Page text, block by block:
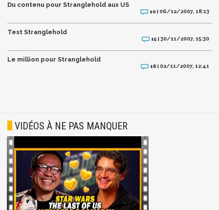
Du contenu pour Stranglehold aux US
10 | 06/12/2007, 18:13
Test Stranglehold
15 |30/11/2007, 15:30
Le million pour Stranglehold
16 | 02/11/2007, 12:41
VIDÉOS À NE PAS MANQUER